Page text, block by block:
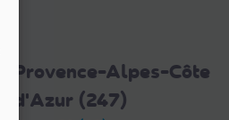
Provence-Alpes-Côte
d'Azur (247)